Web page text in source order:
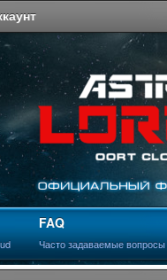
FAQ
Часто задаваемые вопросы